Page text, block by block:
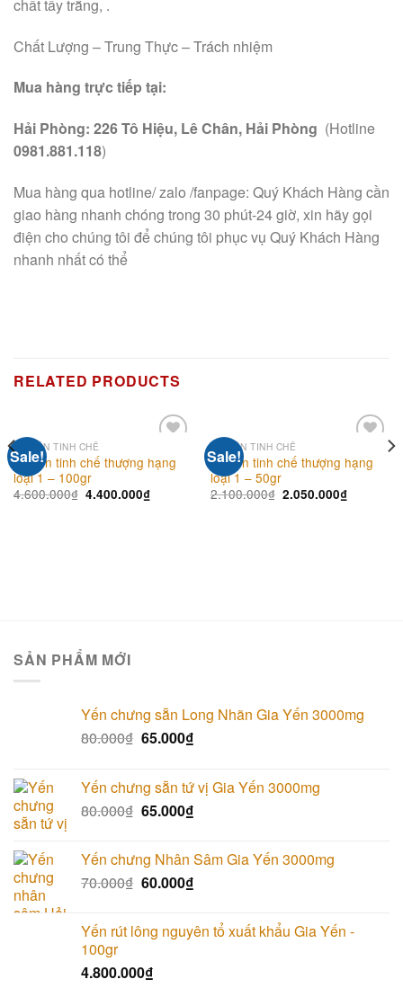
chất tẩy trắng, .
Chất Lượng – Trung Thực – Trách nhiệm
Mua hàng trực tiếp tại:
Hải Phòng: 226 Tô Hiệu, Lê Chân, Hải Phòng (Hotline
0981.881.118)
Mua hàng qua hotline/ zalo /fanpage: Quý Khách Hàng cần
giao hàng nhanh chóng trong 30 phút-24 giờ, xin hãy gọi
điện cho chúng tôi để chúng tôi phục vụ Quý Khách Hàng
nhanh nhất có thể
RELATED PRODUCTS
Sale!
wishlist
TỔ YẾN TINH CHẾ
Tổ yến tinh chế thượng hạng
loại 1 – 100gr
4.600.000₫ 4.400.000₫
Sale!
wishlist
TỔ YẾN TINH CHẾ
Tổ yến tinh chế thượng hạng
loại 1 – 50gr
2.100.000₫ 2.050.000₫
SẢN PHẨM MỚI
Yến chưng sẵn Long Nhãn Gia Yến 3000mg
80.000₫ 65.000₫
Yến chưng sẵn tứ vị Gia Yến 3000mg
80.000₫ 65.000₫
Yến chưng Nhân Sâm Gia Yến 3000mg
70.000₫ 60.000₫
Yến rút lông nguyên tổ xuất khẩu Gia Yến -
100gr
4.800.000₫